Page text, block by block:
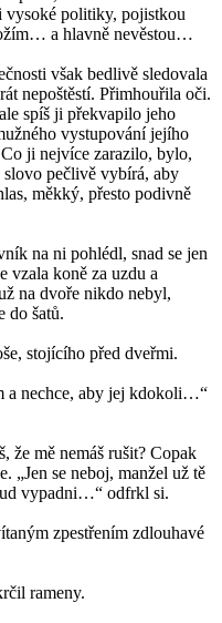
vysoké politiky, pojistkou
a hlavně nevěstou…
však bedlivě sledovala
nepoštěstí. Přimhouřila oči.
spíš ji překvapilo jeho
vystupování jejího
ji nejvíce zarazilo, bylo,
pečlivě vybírá, aby
měkký, přesto podivně
na ni pohlédl, snad se jen
vzala koně za uzdu a
na dvoře nikdo nebyl,
do šatů.
stojícího před dveřmi.
a nechce, aby jej kdokoli…“
že mě nemáš rušit? Copak
„Jen se neboj, manžel už tě
vypadni…“ odfrkl si.
zpestřením zdlouhavé
rameny.